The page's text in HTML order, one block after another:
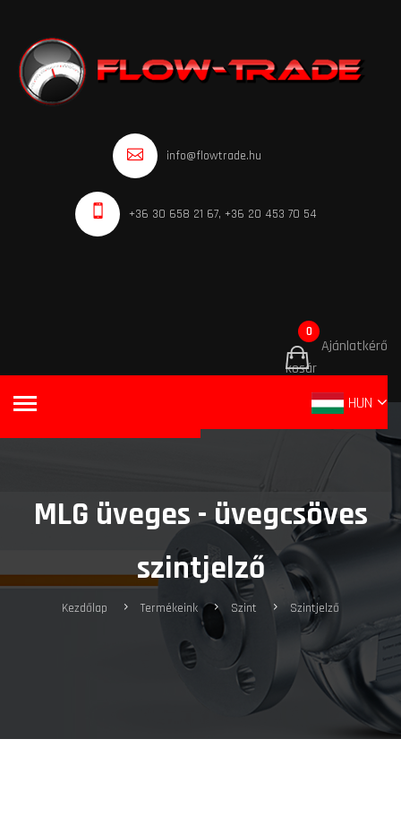
info@flowtrade.hu
+36 30 658 21 67, +36 20 453 70 54
Ajánlatkérő
kosár
0
HUN
MLG üveges - üvegcsöves
szintjelző
Kezdőlap Termékeink Szint Szintjelző